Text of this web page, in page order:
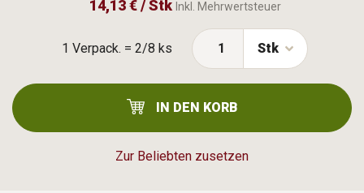
1 Verpack. = 2/8 ks
Zur Beliebten zusetzen
14,13 € / Stk Inkl. Mehrwertsteuer
Stk
IN DEN KORB